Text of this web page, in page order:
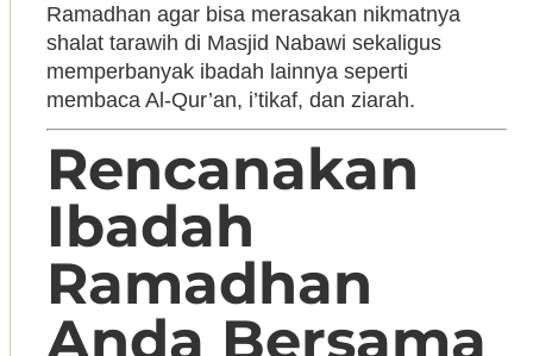
Ramadhan agar bisa merasakan nikmatnya
shalat tarawih di Masjid Nabawi sekaligus
memperbanyak ibadah lainnya seperti
membaca Al-Qur’an, i’tikaf, dan ziarah.
Rencanakan
Ibadah
Ramadhan
Anda Bersama